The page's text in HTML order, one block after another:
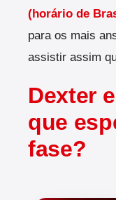
(horário de
para os mais
assistir assim
Dexter
que
fase?